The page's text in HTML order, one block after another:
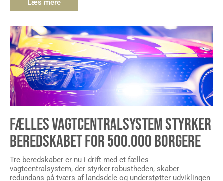
Læs mere
FÆLLES VAGTCENTRALSYSTEM STYRKER
BEREDSKABET FOR 500.000 BORGERE
Tre beredskaber er nu i drift med et fælles
vagtcentralsystem, der styrker robustheden, skaber
redundans på tværs af landsdele og understøtter udviklingen